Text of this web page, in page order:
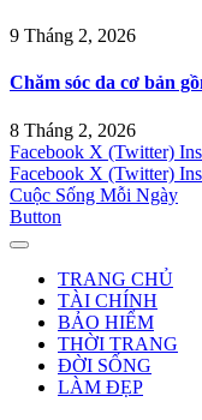
9 Tháng 2, 2026
Chăm sóc da cơ bản
8 Tháng 2, 2026
Facebook X (Twitter)
Facebook X (Twitter)
Cuộc Sống Mỗi Ngày
Button
TRANG CHỦ
TÀI CHÍNH
BẢO HIỂM
THỜI TRANG
ĐỜI SỐNG
LÀM ĐẸP